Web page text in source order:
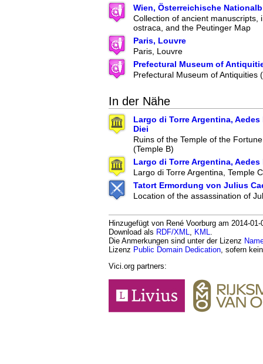
Wien, Österreichische
Collection of ancient manuscripts,
ostraca, and the Peutinger Map
Paris, Louvre
Paris, Louvre
Prefectural Museum of
Prefectural Museum of Antiquities
In der Nähe
Largo di Torre Argentina,
Diei
Ruins of the Temple of the
(Temple B)
Largo di Torre Argentina, Aedes
Largo di Torre Argentina, Temple
Tatort Ermordung von Julius
Location of the assassination of
Hinzugefügt von René Voorburg am 2014-
Download als RDF/XML KML
Die Anmerkungen sind unter der Lizenz
Lizenz Public Domain Dedication , sofern
Vici.org partners: